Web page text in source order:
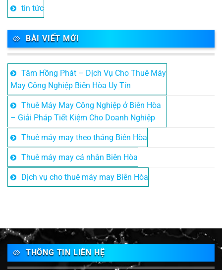
tin tức
BÀI VIẾT MỚI
Tâm Hồng Phát – Dịch Vụ Cho Thuê Máy
May Công Nghiệp Biên Hòa Uy Tín
Thuê Máy May Công Nghiệp ở Biên Hòa
– Giải Pháp Tiết Kiệm Cho Doanh Nghiệp
Thuê máy may theo tháng Biên Hòa
Thuê máy may cá nhân Biên Hòa
Dịch vụ cho thuê máy may Biên Hòa
THÔNG TIN LIÊN HỆ